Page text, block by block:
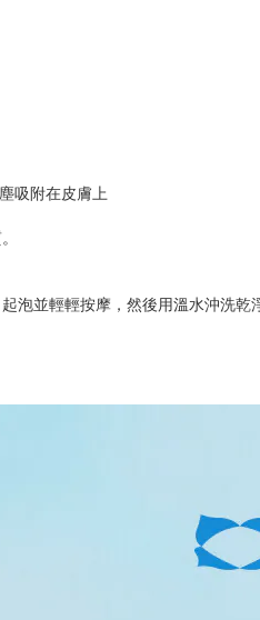
吸附在皮膚上
泡並輕輕按摩，然後用溫水沖洗乾